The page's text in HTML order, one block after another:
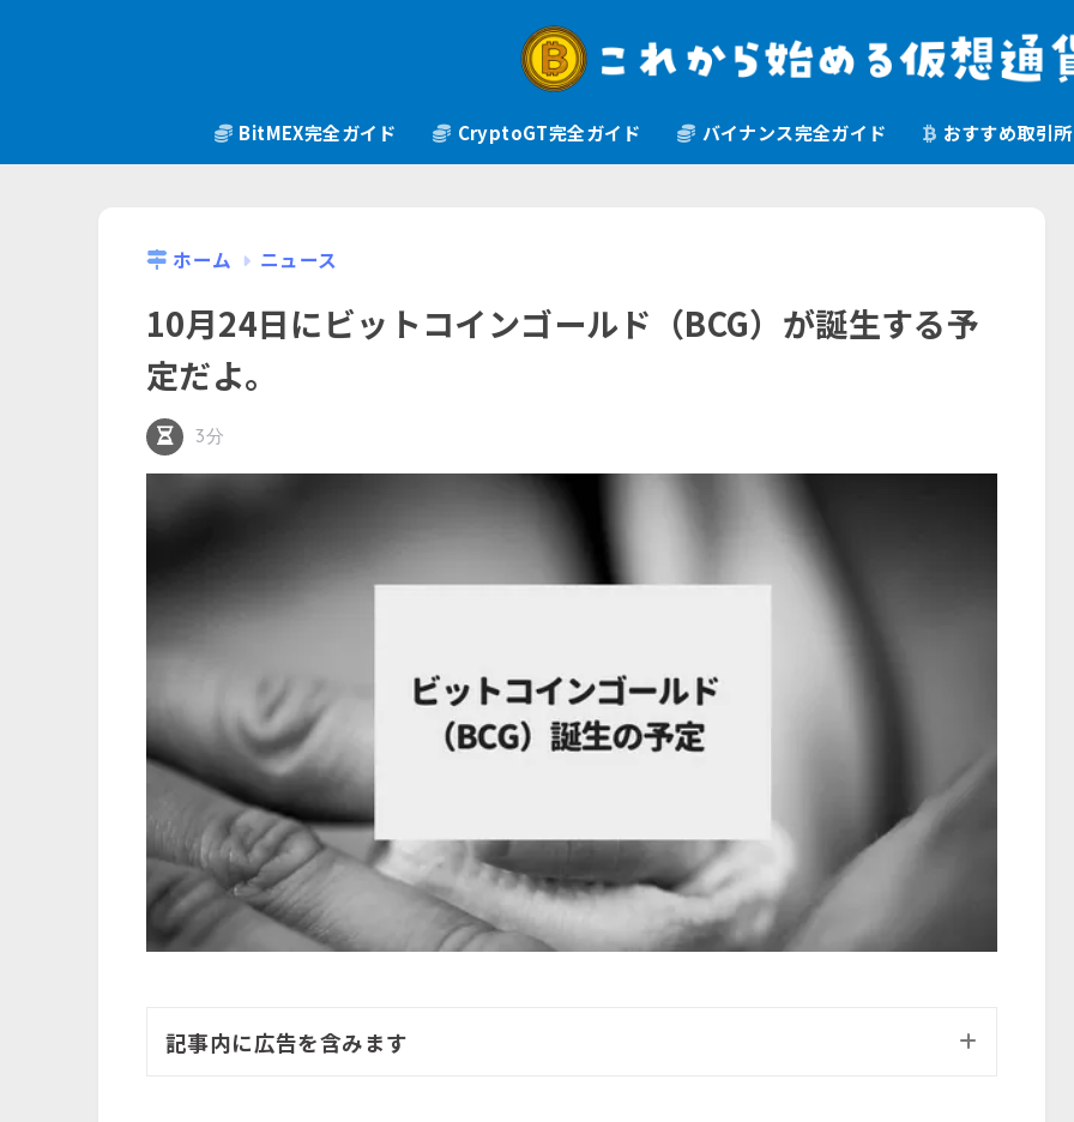
BitMEX完全ガイド CryptoGT完全ガイド バイナンス完全ガイド おすすめ取引所
ホーム ニュース
10月24日にビットコインゴールド（BCG）が誕生する予
定だよ。
3分
記事内に広告を含みます